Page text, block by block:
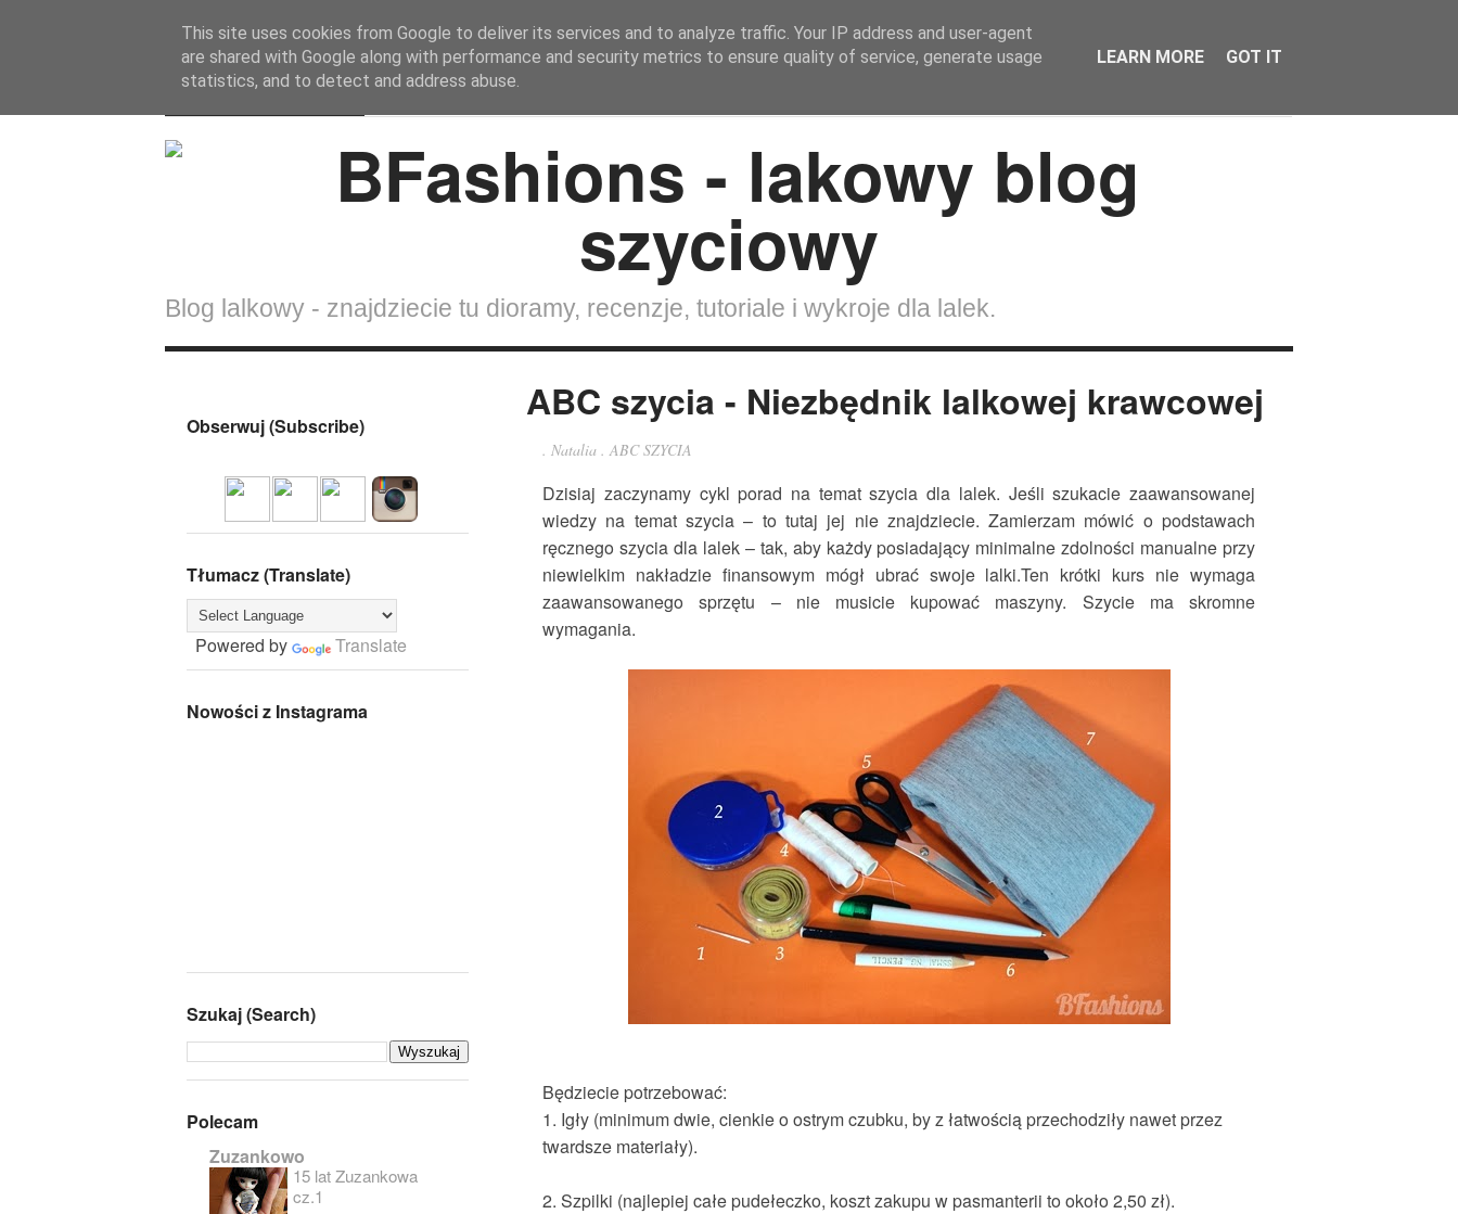
BFashions Strona Główna SZYCIE DLA LALEK Lalki Wokół lalek
Blog lalkowy - znajdziecie tu dioramy, recenzje, tutoriale i wykroje dla lalek.
ABC szycia - Niezbędnik lalkowej krawcowej
.Natalia .ABC SZYCIA
Dzisiaj zaczynamy cykl porad na temat szycia dla lalek. Jeśli szukacie zaawansowanej
wiedzy na temat szycia – to tutaj jej nie znajdziecie. Zamierzam mówić o podstawach
ręcznego szycia dla lalek – tak, aby każdy posiadający minimalne zdolności manualne przy
niewielkim nakładzie finansowym mógł ubrać swoje lalki.Ten krótki kurs nie wymaga
zaawansowanego sprzętu – nie musicie kupować maszyny. Szycie ma skromne
wymagania.
Będziecie potrzebować:
1. Igły (minimum dwie, cienkie o ostrym czubku, by z łatwością przechodziły nawet przez
twardsze materiały).
2. Szpilki (najlepiej całe pudełeczko, koszt zakupu w pasmanterii to około 2,50 zł).
Obserwuj (Subscribe)
Tłumacz (Translate)
Powered by Translate
Nowości z Instagrama
Szukaj (Search)
Polecam
Zuzankowo
15 lat Zuzankowa
cz.1
This site uses cookies from Google to deliver its services and to analyze traffic. Your IP address and user-agent
are shared with Google along with performance and security metrics to ensure quality of service, generate usage
statistics, and to detect and address abuse.
LEARN MORE GOT IT